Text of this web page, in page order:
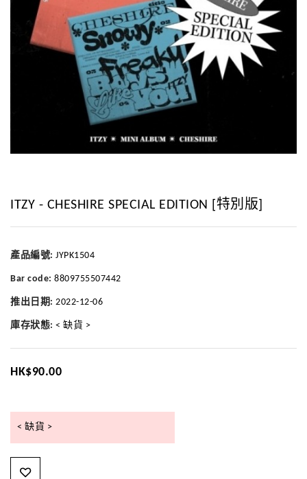
ITZY - CHESHIRE SPECIAL EDITION [特別版]
產品編號: JYPK1504
Bar code: 8809755507442
推出日期: 2022-12-06
庫存狀態: < 缺貨 >
HK$90.00
< 缺貨 >